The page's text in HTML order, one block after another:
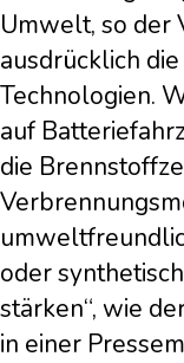
Umwelt, so der
ausdrücklich
Technologien.
auf
die
oder
stärken“, wie
in einer